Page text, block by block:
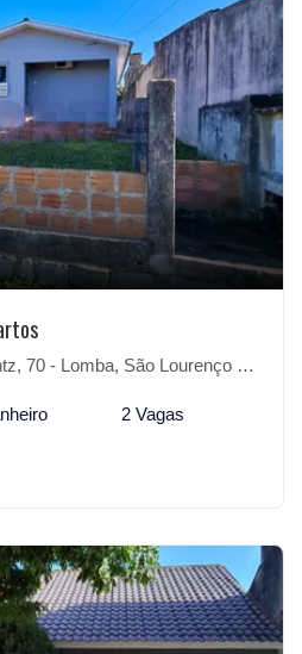
- Lomba, São Lourenço do Sul-RS
2 Vagas